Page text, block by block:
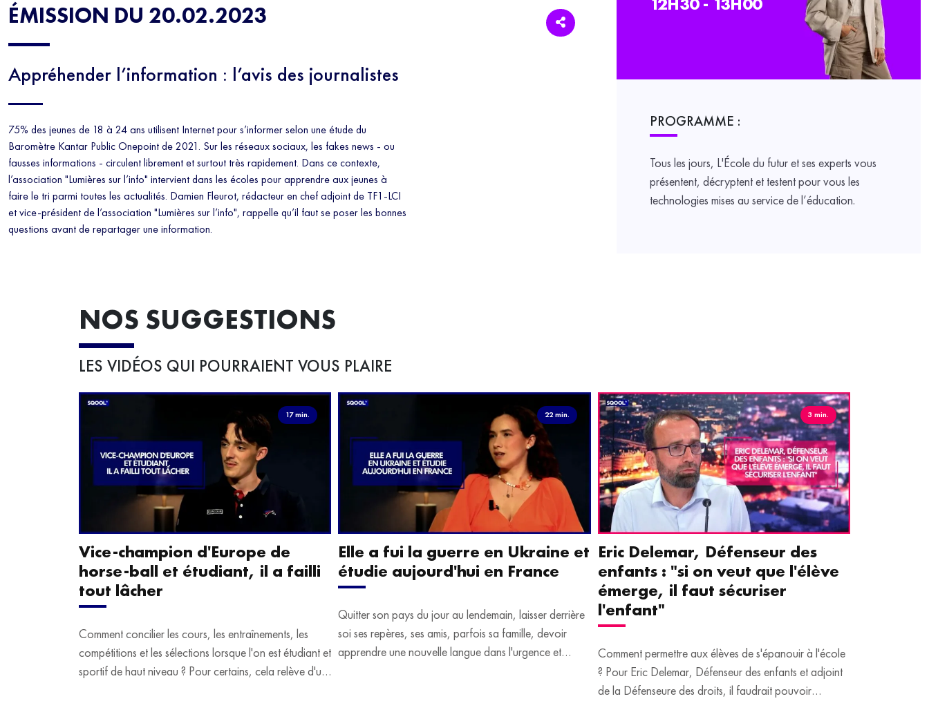
ÉMISSION DU 20.02.2023
Appréhender l’information : l’avis des journalistes
75% des jeunes de 18 à 24 ans utilisent Internet pour s’informer selon une étude du
Baromètre Kantar Public Onepoint de 2021. Sur les réseaux sociaux, les fakes news - ou
fausses informations - circulent librement et surtout très rapidement. Dans ce contexte,
l’association "Lumières sur l’info" intervient dans les écoles pour apprendre aux jeunes à
faire le tri parmi toutes les actualités. Damien Fleurot, rédacteur en chef adjoint de TF1-LCI
et vice-président de l’association "Lumières sur l’info", rappelle qu’il faut se poser les bonnes
questions avant de repartager une information.
PROGRAMME :
Tous les jours, L'École du futur et ses experts vous
présentent, décryptent et testent pour vous les
technologies mises au service de l’éducation.
NOS SUGGESTIONS
LES VIDÉOS QUI POURRAIENT VOUS PLAIRE
17 min.
Vice-champion d'Europe de
horse-ball et étudiant, il a failli
tout lâcher
Comment concilier les cours, les entraînements, les
compétitions et les sélections lorsque l'on est étudiant et
sportif de haut niveau ? Pour certains, cela relève d'un
22 min.
Elle a fui la guerre en Ukraine et
étudie aujourd'hui en France
Quitter son pays du jour au lendemain, laisser derrière
soi ses repères, ses amis, parfois sa famille, devoir
apprendre une nouvelle langue dans l'urgence et
3 min.
Eric Delemar, Défenseur des
enfants : "si on veut que l'élève
émerge, il faut sécuriser
l'enfant"
Comment permettre aux élèves de s'épanouir à l'école
? Pour Eric Delemar, Défenseur des enfants et adjoint
de la Défenseure des droits, il faudrait pouvoir